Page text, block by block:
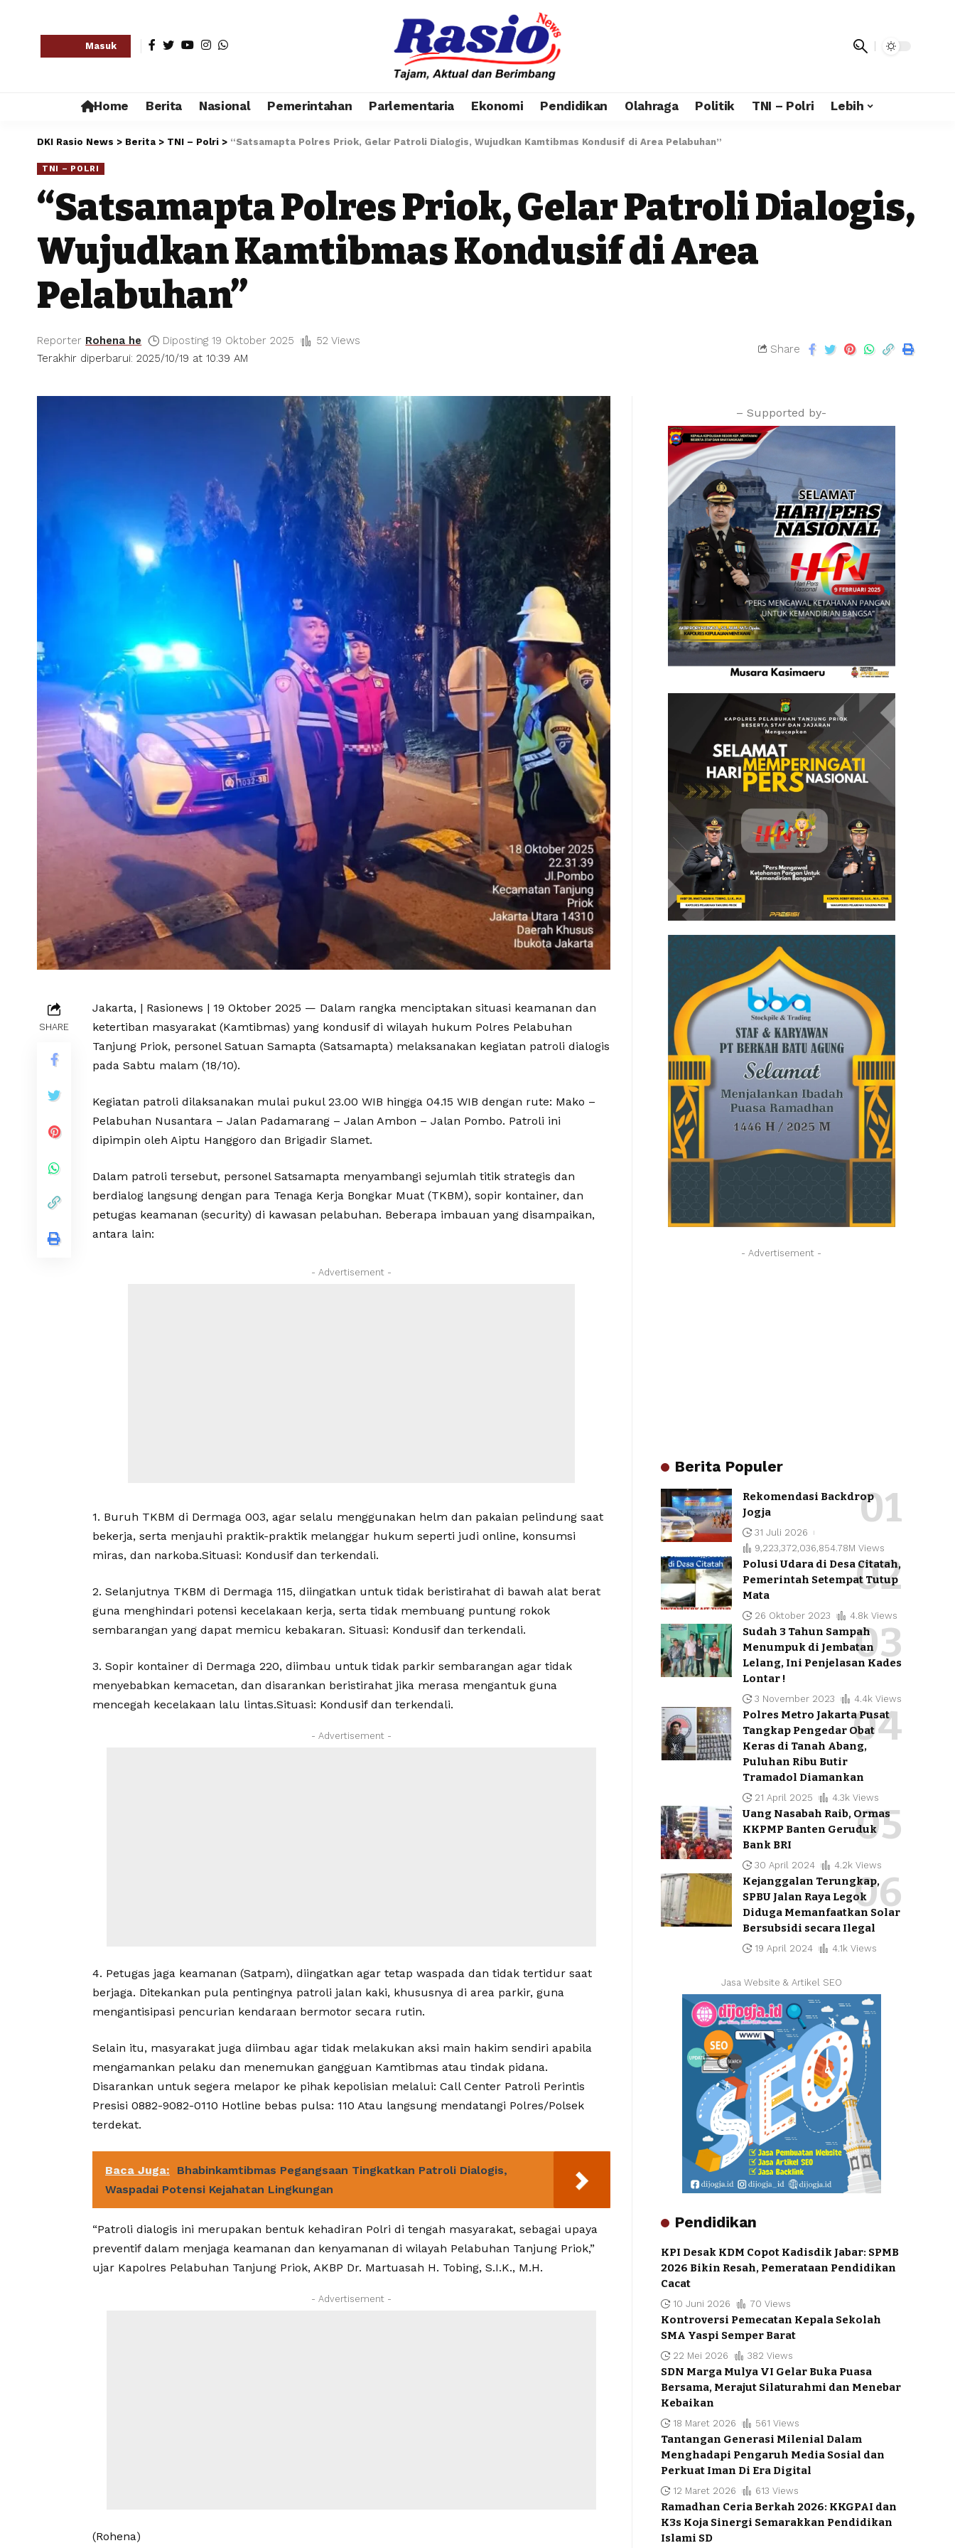
Masuk
Home Berita Nasional Pemerintahan Parlementaria Ekonomi Pendidikan Olahraga Politik TNI – Polri Lebih
DKI Rasio News > Berita > TNI – Polri > “Satsamapta Polres Priok, Gelar Patroli Dialogis, Wujudkan Kamtibmas Kondusif di Area Pelabuhan”
TNI – POLRI
“Satsamapta Polres Priok, Gelar Patroli Dialogis,
Wujudkan Kamtibmas Kondusif di Area
Pelabuhan”
Terakhir diperbarui: 2025/10/19 at 10:39 AM
Reporter Rohena he Diposting 19 Oktober 2025 52 Views
Share
SHARE
Jakarta, | Rasionews | 19 Oktober 2025 — Dalam rangka menciptakan situasi keamanan dan
ketertiban masyarakat (Kamtibmas) yang kondusif di wilayah hukum Polres Pelabuhan
Tanjung Priok, personel Satuan Samapta (Satsamapta) melaksanakan kegiatan patroli dialogis
pada Sabtu malam (18/10).
Kegiatan patroli dilaksanakan mulai pukul 23.00 WIB hingga 04.15 WIB dengan rute: Mako –
Pelabuhan Nusantara – Jalan Padamarang – Jalan Ambon – Jalan Pombo. Patroli ini
dipimpin oleh Aiptu Hanggoro dan Brigadir Slamet.
Dalam patroli tersebut, personel Satsamapta menyambangi sejumlah titik strategis dan
berdialog langsung dengan para Tenaga Kerja Bongkar Muat (TKBM), sopir kontainer, dan
petugas keamanan (security) di kawasan pelabuhan. Beberapa imbauan yang disampaikan,
antara lain:
- Advertisement -
1. Buruh TKBM di Dermaga 003, agar selalu menggunakan helm dan pakaian pelindung saat
bekerja, serta menjauhi praktik-praktik melanggar hukum seperti judi online, konsumsi
miras, dan narkoba.Situasi: Kondusif dan terkendali.
2. Selanjutnya TKBM di Dermaga 115, diingatkan untuk tidak beristirahat di bawah alat berat
guna menghindari potensi kecelakaan kerja, serta tidak membuang puntung rokok
sembarangan yang dapat memicu kebakaran. Situasi: Kondusif dan terkendali.
3. Sopir kontainer di Dermaga 220, diimbau untuk tidak parkir sembarangan agar tidak
menyebabkan kemacetan, dan disarankan beristirahat jika merasa mengantuk guna
mencegah kecelakaan lalu lintas.Situasi: Kondusif dan terkendali.
- Advertisement -
4. Petugas jaga keamanan (Satpam), diingatkan agar tetap waspada dan tidak tertidur saat
berjaga. Ditekankan pula pentingnya patroli jalan kaki, khususnya di area parkir, guna
mengantisipasi pencurian kendaraan bermotor secara rutin.
Selain itu, masyarakat juga diimbau agar tidak melakukan aksi main hakim sendiri apabila
mengamankan pelaku dan menemukan gangguan Kamtibmas atau tindak pidana.
Disarankan untuk segera melapor ke pihak kepolisian melalui: Call Center Patroli Perintis
Presisi 0882-9082-0110 Hotline bebas pulsa: 110 Atau langsung mendatangi Polres/Polsek
terdekat.
Baca Juga:
Bhabinkamtibmas Pegangsaan Tingkatkan Patroli Dialogis,
Waspadai Potensi Kejahatan Lingkungan
“Patroli dialogis ini merupakan bentuk kehadiran Polri di tengah masyarakat, sebagai upaya
preventif dalam menjaga keamanan dan kenyamanan di wilayah Pelabuhan Tanjung Priok,”
ujar Kapolres Pelabuhan Tanjung Priok, AKBP Dr. Martuasah H. Tobing, S.I.K., M.H.
- Advertisement -
(Rohena)
– Supported by-
- Advertisement -
Berita Populer
Rekomendasi Backdrop
Jogja
31 Juli 2026
9,223,372,036,854.78M Views
Polusi Udara di Desa Citatah,
Pemerintah Setempat Tutup
Mata
26 Oktober 2023 4.8k Views
Sudah 3 Tahun Sampah
Menumpuk di Jembatan
Lelang, Ini Penjelasan Kades
Lontar !
3 November 2023 4.4k Views
Polres Metro Jakarta Pusat
Tangkap Pengedar Obat
Keras di Tanah Abang,
Puluhan Ribu Butir
Tramadol Diamankan
21 April 2025 4.3k Views
Uang Nasabah Raib, Ormas
KKPMP Banten Geruduk
Bank BRI
30 April 2024 4.2k Views
Kejanggalan Terungkap,
SPBU Jalan Raya Legok
Diduga Memanfaatkan Solar
Bersubsidi secara Ilegal
19 April 2024 4.1k Views
Jasa Website & Artikel SEO
Pendidikan
KPI Desak KDM Copot Kadisdik Jabar: SPMB
2026 Bikin Resah, Pemerataan Pendidikan
Cacat
10 Juni 2026 70 Views
Kontroversi Pemecatan Kepala Sekolah
SMA Yaspi Semper Barat
22 Mei 2026 382 Views
SDN Marga Mulya VI Gelar Buka Puasa
Bersama, Merajut Silaturahmi dan Menebar
Kebaikan
18 Maret 2026 561 Views
Tantangan Generasi Milenial Dalam
Menghadapi Pengaruh Media Sosial dan
Perkuat Iman Di Era Digital
12 Maret 2026 613 Views
Ramadhan Ceria Berkah 2026: KKGPAI dan
K3s Koja Sinergi Semarakkan Pendidikan
Islami SD